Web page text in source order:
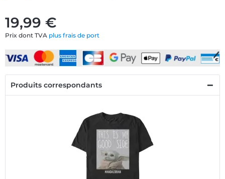
19,99 €
Prix dont TVA plus frais de port
Produits correspondants